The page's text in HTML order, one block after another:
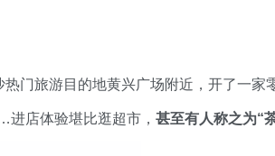
门旅游目的地黄兴广场附近，开了一家
店体验堪比逛超市， 甚至有人称之为“